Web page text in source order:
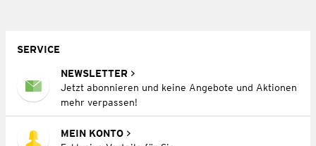
SERVICE
NEWSLETTER
Jetzt abonnieren und keine Angebote und Aktionen
mehr verpassen!
MEIN KONTO